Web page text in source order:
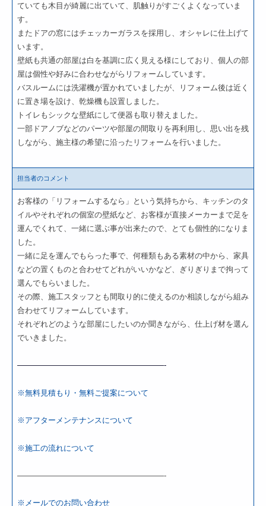
ていても木目が綺麗に出ていて、肌触りがすごくよくなっていま
す。
またドアの窓にはチェッカーガラスを採用し、オシャレに仕上げて
います。
壁紙も共通の部屋は白を基調に広く見える様にしており、個人の部
屋は個性や好みに合わせながらリフォームしています。
バスルームには洗濯機が置かれていましたが、リフォーム後は近く
に置き場を設け、乾燥機も設置しました。
トイレもシックな壁紙にして便器も取り替えました。
一部ドアノブなどのパーツや部屋の間取りを再利用し、思い出を残
しながら、施主様の希望に沿ったリフォームを行いました。
担当者のコメント
お客様の「リフォームするなら」という気持ちから、キッチンのタ
イルやそれぞれの個室の壁紙など、お客様が直接メーカーまで足を
運んでくれて、一緒に選ぶ事が出来たので、とても個性的になりま
した。
一緒に足を運んでもらった事で、何種類もある素材の中から、家具
などの置くものと合わせてどれがいいかなど、ぎりぎりまで拘って
選んでもらいました。
その際、施工スタッフとも間取り的に使えるのか相談しながら組み
合わせてリフォームしています。
それぞれどのような部屋にしたいのか聞きながら、仕上げ材を選ん
でいきました。
———————————————————-
※無料見積もり・無料ご提案について
※アフターメンテナンスについて
※施工の流れについて
———————————————————-
※メールでのお問い合わせ